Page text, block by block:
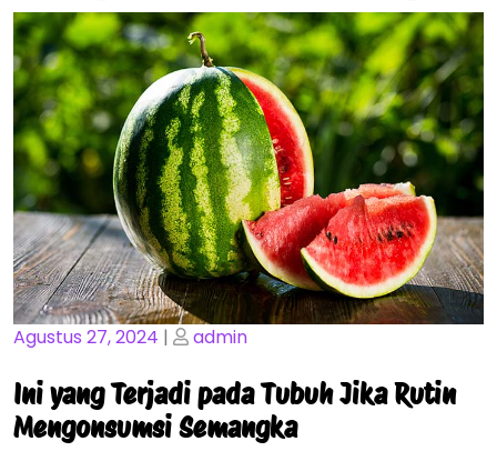
Posted
Agustus 27, 2024 | Posted
admin
Ini yang Terjadi pada Tubuh Jika Rutin
Mengonsumsi Semangka